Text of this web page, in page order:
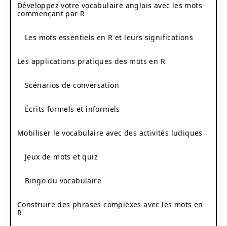
Développez votre vocabulaire anglais avec les mots
commençant par R
Les mots essentiels en R et leurs significations
Les applications pratiques des mots en R
Scénarios de conversation
Écrits formels et informels
Mobiliser le vocabulaire avec des activités ludiques
Jeux de mots et quiz
Bingo du vocabulaire
Construire des phrases complexes avec les mots en
R